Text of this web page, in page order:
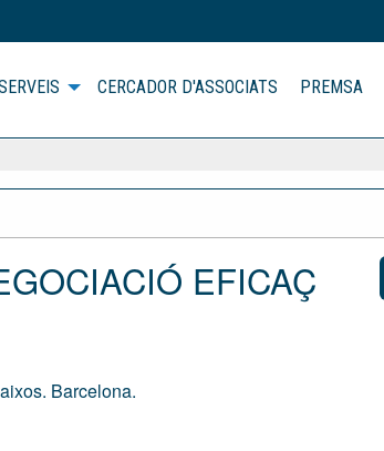
CERCADOR D'ASSOCIATS PREMSA
EFICAÇ
Barcelona.